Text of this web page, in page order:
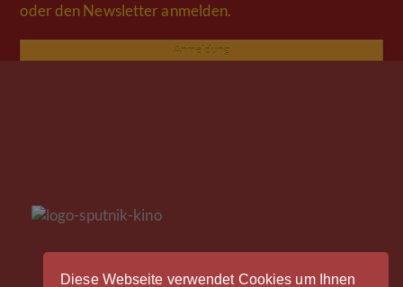
Diese Webseite verwendet Cookies um Ihnen
oder den Newsletter anmelden.
Anmeldung